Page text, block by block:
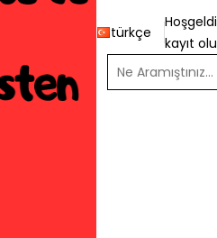
türkçe
kayıt
Ne Aramıştınız...